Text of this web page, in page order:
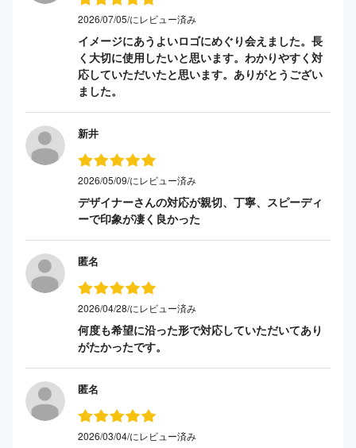
2026/07/05/にレビュー済み
イメージにあうよいロゴにめぐり会えました。長
く大切に使用したいと思います。わかりやすく対
応していただいたと思います。ありがとうござい
ました。
新井
2026/05/09/にレビュー済み
デザイナーさんの対応が親切、丁寧、スピーディ
ーで印象が凄く良かった
匿名
2026/04/28/にレビュー済み
何度も希望に沿った形で対応していただいてあり
がたかったです。
匿名
2026/03/04/にレビュー済み